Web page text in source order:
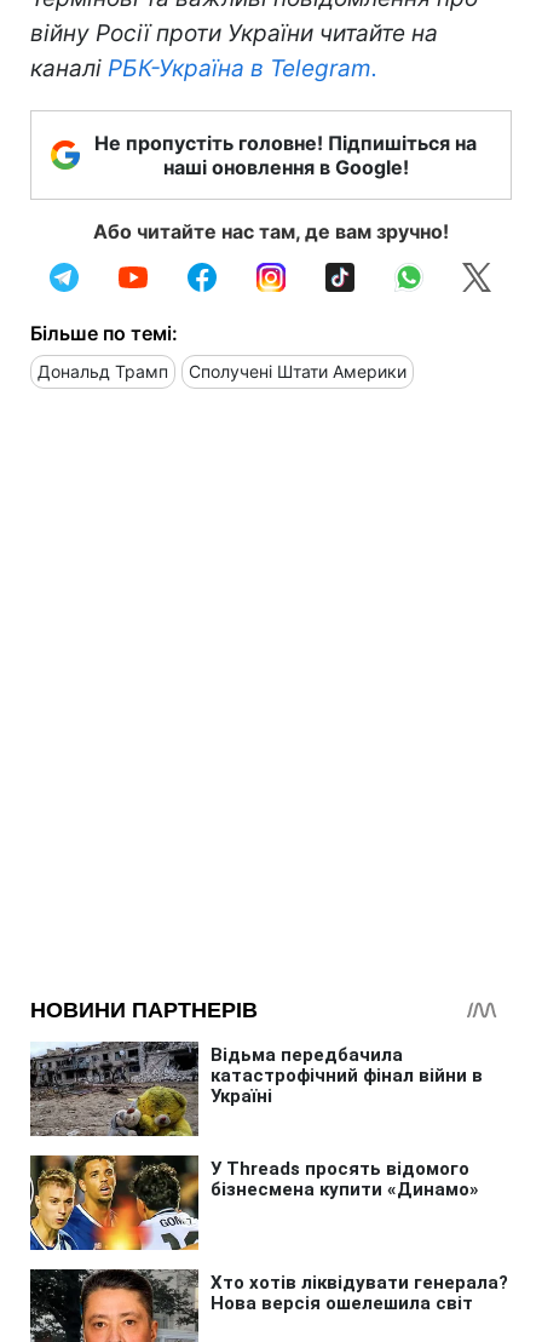
війну Росії проти України читайте на
каналі РБК-Україна в Telegram.
Не пропустіть головне! Підпишіться на
наші оновлення в Google!
Або читайте нас там, де вам зручно!
Більше по темі:
Дональд Трамп Сполучені Штати Америки